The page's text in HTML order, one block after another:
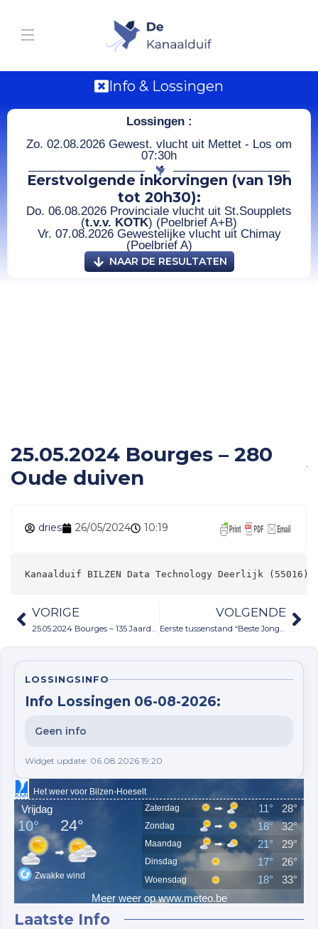
Info & Lossingen
Lossingen :
Zo. 02.08.2026 Gewest. vlucht uit Mettet - Los om
07:30h
Eerstvolgende inkorvingen (van 19h
tot 20h30):
Do. 06.08.2026 Provinciale vlucht uit St.Soupplets
(t.v.v. KOTK) (Poelbrief A+B)
Vr. 07.08.2026 Gewestelijke vlucht uit Chimay
(Poelbrief A)
NAAR DE RESULTATEN
25.05.2024 Bourges – 280
Oude duiven
dries 26/05/2024 10:19
Kanaalduif BILZEN Data Technology Deerlijk (55016)
VORIGE
25.05.2024 Bourges – 135 Jaarduiven
VOLGENDE
Eerste tussenstand “Beste Jonge Snelheidsduif Kanaalduif 2024”
LOSSINGSINFO
Info Lossingen 06-08-2026:
Geen info
Widget update: 06.08.2026 19:20
Laatste Info